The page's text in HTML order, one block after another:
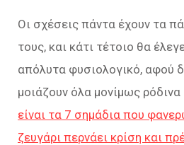
Οι σχέσεις πάντα έχουν τα
τους, και κάτι τέτοιο θα
απόλυτα φυσιολογικό, αφού
μοιάζουν όλα μονίμως ρόδινα
είναι τα 7 σημάδια που
ζευγάρι περνάει κρίση και